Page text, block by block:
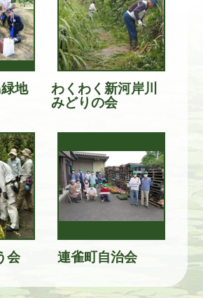
地
わくわく新河岸川
みどりの会
会 連雀町自治会